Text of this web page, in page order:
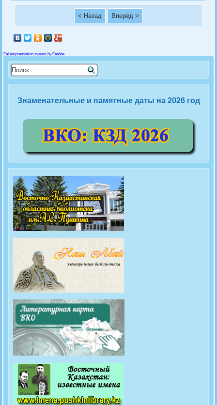
< Назад Вперёд >
FaLang translation system by Faboba
Знаменательные и памятные даты на 2026 год